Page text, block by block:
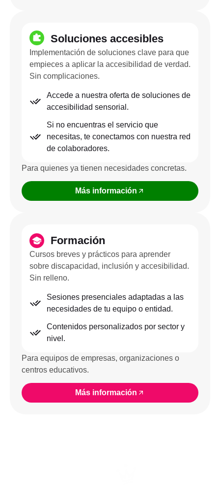
Soluciones accesibles
Implementación de soluciones clave para que
empieces a aplicar la accesibilidad de verdad.
Sin complicaciones.
Accede a nuestra oferta de soluciones de
accesibilidad sensorial.
Si no encuentras el servicio que
necesitas, te conectamos con nuestra red
de colaboradores.
Para quienes ya tienen necesidades concretas.
Más información
Formación
Cursos breves y prácticos para aprender
sobre discapacidad, inclusión y accesibilidad.
Sin relleno.
Sesiones presenciales adaptadas a las
necesidades de tu equipo o entidad.
Contenidos personalizados por sector y
nivel.
Para equipos de empresas, organizaciones o
centros educativos.
Más información